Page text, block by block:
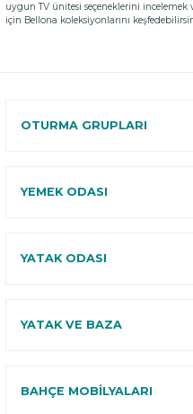
uygun TV ünitesi seçeneklerini
için Bellona koleksiyonlarını
OTURMA GRUPLARI
YEMEK ODASI
YATAK ODASI
YATAK VE BAZA
BAHÇE MOBİLYALARI